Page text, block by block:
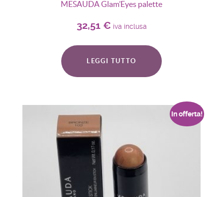
MESAUDA Glam’Eyes palette
32,51 € iva inclusa
LEGGI TUTTO
In offerta!